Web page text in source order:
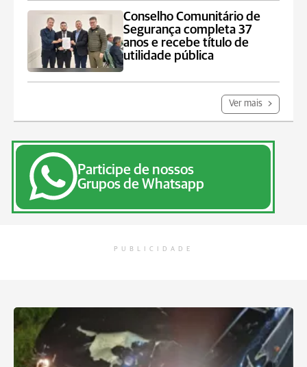
Conselho Comunitário de
Segurança completa 37
anos e recebe título de
utilidade pública
Ver mais
Participe de nossos
Grupos de Whatsapp
PUBLICIDADE